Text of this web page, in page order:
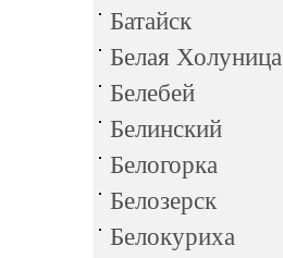
Батайск
Белая Холуница
Белебей
Белинский
Белогорка
Белозерск
Белокуриха